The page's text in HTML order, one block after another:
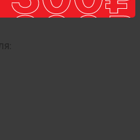
для проекционной
пятна